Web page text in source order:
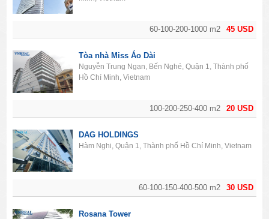
45 USD
60-100-200-1000 m2
20 USD
100-200-250-400 m2
Tòa nhà Miss Áo Dài
Nguyễn Trung Ngạn, Bến Nghé, Quận 1, Thành phố
Hồ Chí Minh, Vietnam
30 USD
60-100-150-400-500 m2
DAG HOLDINGS
Hàm Nghi, Quận 1, Thành phố Hồ Chí Minh, Vietnam
Rosana Tower